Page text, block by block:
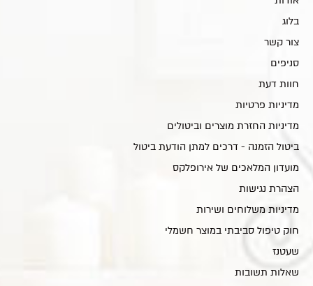
בלוג
צור קשר
סניפים
חוות דעת
מדיניות פרטיות
מדיניות החזרת מוצרים וביטולים
ביטול הזמנה - דרכים למתן הודעת ביטול
מועדון המלאכים של אירופלקס
הצהרת נגישות
מדיניות משלוחים ושירות
חוק טיפול סביבתי במוצר חשמלי
שעטנז
שאלות תשובות